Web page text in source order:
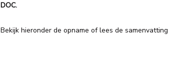
DOC.
Bekijk hieronder de opname of lees de